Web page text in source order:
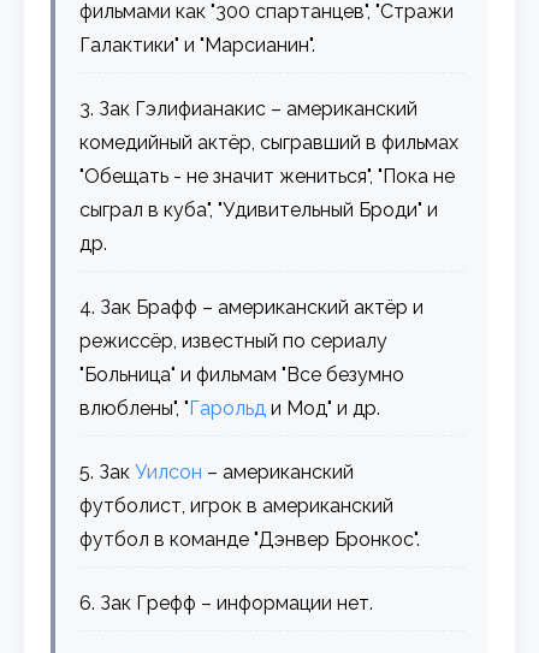
фильмами как "300 спартанцев", "Стражи
Галактики" и "Марсианин".
3. Зак Гэлифианакис – американский
комедийный актёр, сыгравший в фильмах
"Обещать - не значит жениться", "Пока не
сыграл в куба", "Удивительный Броди" и
др.
4. Зак Брафф – американский актёр и
режиссёр, известный по сериалу
"Больница" и фильмам "Все безумно
влюблены", "Гарольд и Мод" и др.
5. ЗакУилсон – американский
футболист, игрок в американский
футбол в команде "Дэнвер Бронкос".
6. Зак Грефф – информации нет.